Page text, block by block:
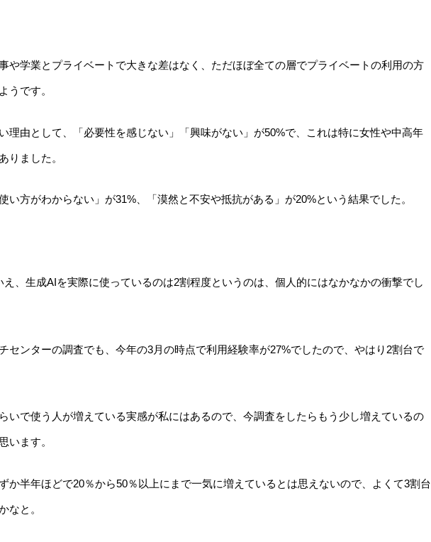
や学業とプライベートで大きな差はなく、ただほぼ全ての層でプライベートの利用の方
うです。
理由として、「必要性を感じない」「興味がない」が50%で、これは特に女性や中高年
りました。
い方がわからない」が31%、「漠然と不安や抵抗がある」が20%という結果でした。
え、生成AIを実際に使っているのは2割程度というのは、個人的にはなかなかの衝撃でし
センターの調査でも、今年の3月の時点で利用経験率が27%でしたので、やはり2割台で
いで使う人が増えている実感が私にはあるので、今調査をしたらもう少し増えているの
います。
か半年ほどで20％から50％以上にまで一気に増えているとは思えないので、よくて3割台
なと。